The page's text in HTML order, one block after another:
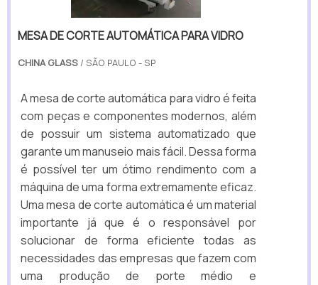
MESA DE CORTE AUTOMÁTICA PARA VIDRO
CHINA GLASS / SÃO PAULO - SP
A mesa de corte automática para vidro é feita
com peças e componentes modernos, além
de possuir um sistema automatizado que
garante um manuseio mais fácil. Dessa forma
é possível ter um ótimo rendimento com a
máquina de uma forma extremamente eficaz.
Uma mesa de corte automática é um material
importante já que é o responsável por
solucionar de forma eficiente todas as
necessidades das empresas que fazem com
uma produção de porte médio e